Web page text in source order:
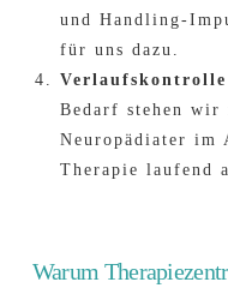
und Handling-
für uns dazu.
Verlaufskontrolle
Bedarf stehen
Neuropädiater im
Therapie laufend
Warum